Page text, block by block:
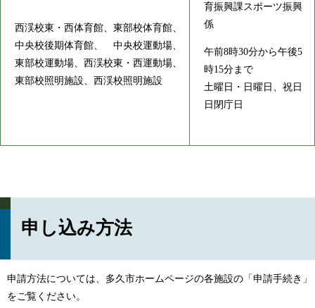
西渓校東・西体育館、東部校体育館、
中央校後期体育館、 中央校運動場、
東部校運動場、西渓校東・西運動場、
東部校照明施設、西渓校照明施設
育振興課スポーツ振興
係
午前8時30分から午後5
時15分まで
土曜日・日曜日、祝日
日閉庁日
申し込み方法
申請方法については、多久市ホームページの各施設の「申請手続き」
をご覧ください。